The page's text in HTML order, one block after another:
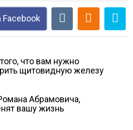
Facebook
что вам нужно
щитовидную железу
Абрамовича,
вашу жизнь